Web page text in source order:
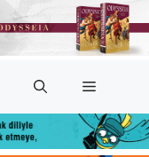
Menü